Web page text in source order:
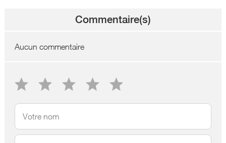
Commentaire(s)
Aucun commentaire